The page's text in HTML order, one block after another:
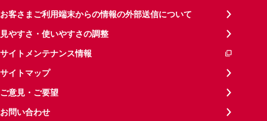
お客さまご利用端末からの情報の外部送信について
見やすさ・使いやすさの調整
サイトメンテナンス情報
サイトマップ
ご意見・ご要望
お問い合わせ